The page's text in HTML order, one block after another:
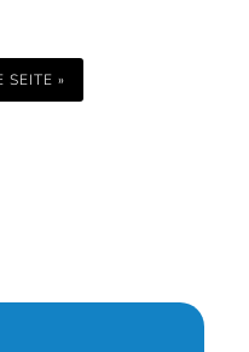
SEITE
AUFRUFEN
»